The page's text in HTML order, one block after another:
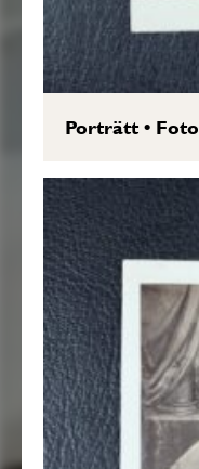
Porträtt•